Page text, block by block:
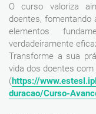
O curso valoriza
doentes, fomentando
elementos
verdadeiramente
Transforme a sua
vida dos doentes com
(https://
duracao/Curso-